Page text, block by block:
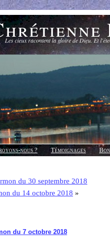
Les cieux racontent la gloire de Dieu. Et
nous ? Témoignages
du 30 septembre 2018
du 14 octobre 2018 »
du 7 octobre 2018